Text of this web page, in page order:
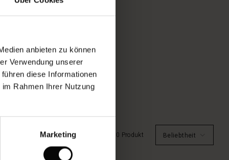
anbieten zu können
Verwendung unserer
diese Informationen
Rahmen Ihrer Nutzung
Marketing 0 Produkt Beliebtheit